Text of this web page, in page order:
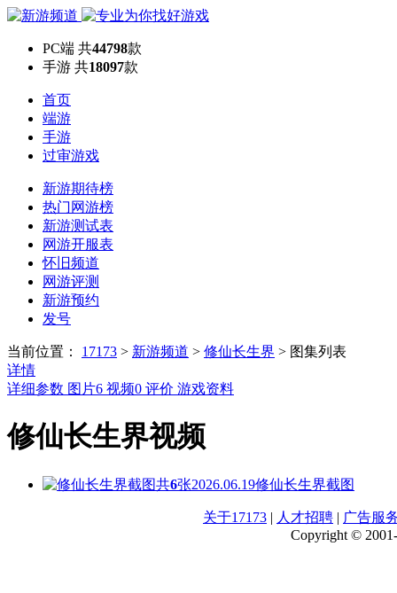
PC端 共44798款
手游 共18097款
首页
端游
手游
过审游戏
新游期待榜
热门网游榜
新游测试表
网游开服表
怀旧频道
网游评测
新游预约
发号
当前位置： 17173 > 新游频道 > 修仙长生界 > 图集列表
详情
详细参数 图片6 视频0 评价 游戏资料
修仙长生界视频
共6张2026.06.19修仙长生界截图
关于17173 | 人才招聘 | 广告服
Copyright ©